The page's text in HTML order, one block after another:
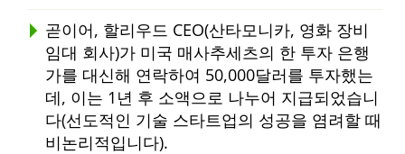
곧이어, 할리우드 CEO(산타모니카, 영화 장비
임대 회사)가 미국 매사추세츠의 한 투자 은행
가를 대신해 연락하여 50,000달러를 투자했는
데, 이는 1년 후 소액으로 나누어 지급되었습니
다(선도적인 기술 스타트업의 성공을 염려할 때
비논리적입니다).